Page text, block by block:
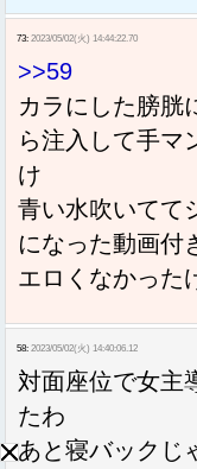
73: 2023/05/02(火) 14:44:22.70
>>59
カラにした膀胱
ら注入して手マ
け
青い水吹いてて
になった動画付
エロくなかった
58: 2023/05/02(火) 14:40:06.12
対面座位で女主
たわ
あと寝バックじ